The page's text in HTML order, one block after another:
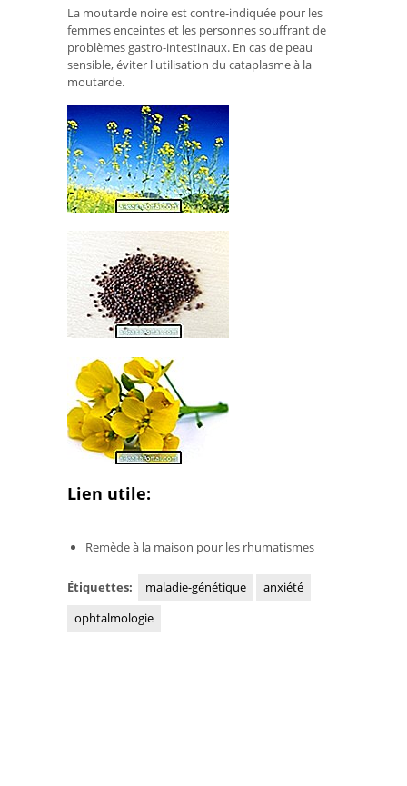
La moutarde noire est contre-indiquée pour les
femmes enceintes et les personnes souffrant de
problèmes gastro-intestinaux. En cas de peau
sensible, éviter l'utilisation du cataplasme à la
moutarde.
Lien utile:
Remède à la maison pour les rhumatismes
Étiquettes: maladie-génétique
anxiété
ophtalmologie